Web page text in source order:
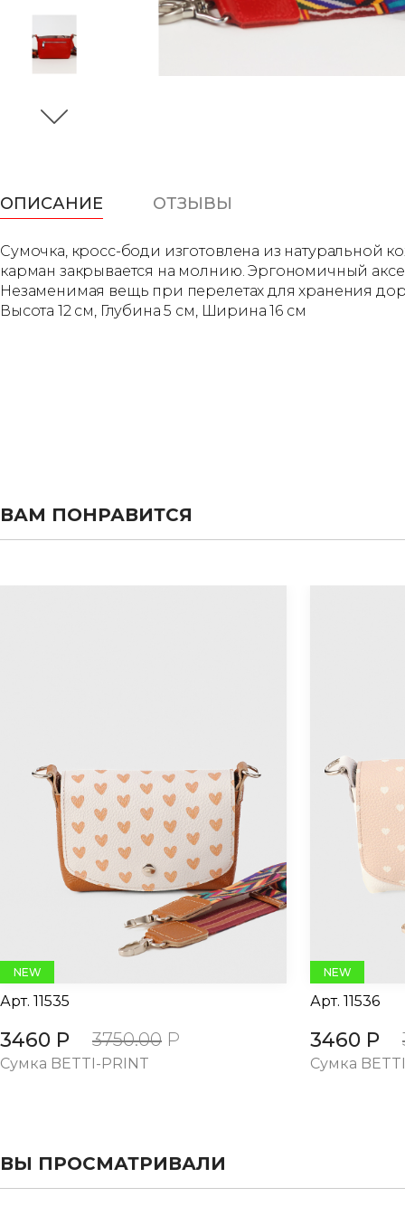
ОПИСАНИЕ ОТЗЫВЫ
Сумочка, кросс-боди изготовлена из натуральной
карман закрывается на молнию. Эргономичный
Незаменимая вещь при перелетах для хранения
Высота 12 см, Глубина 5 см, Ширина 16 см
ВАМ ПОНРАВИТСЯ
NEW
Арт. 11535
3460 Р 3750.00 Р
Cумка BETTI-PRINT
NEW
Арт. 11536
3460 Р
Cумка
ВЫ ПРОСМАТРИВАЛИ